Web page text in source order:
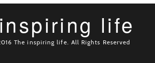
life
The inspiring life. All Rights Reserved